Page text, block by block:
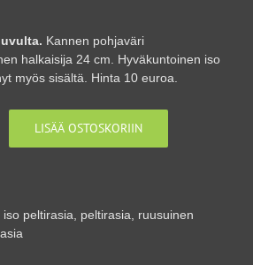
Kannen pohjaväri
halkaisija 24 cm. Hyväkuntoinen iso
myös sisältä. Hinta 10 euroa.
LISÄÄ OSTOSKORIIN
iso peltirasia peltirasia
ruusuinen